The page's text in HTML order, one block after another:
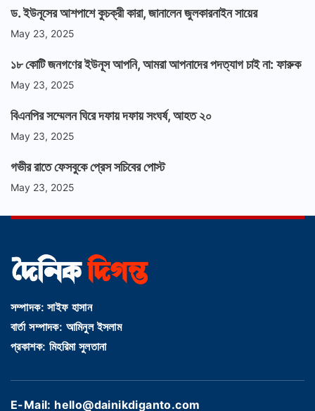
ড. ইউনূসের আশপাশে কুচক্রী কারা, জানালেন জুলকারনাইন সায়ের
May 23, 2025
১৮ কোটি জনগণের ইউনূস আপনি, আমরা আপনাদের পদত্যাগ চাই না: ফারুক
May 23, 2025
বিএনপির সম্মেলন ঘিরে দফায় দফায় সংঘর্ষ, আহত ২০
May 23, 2025
গভীর রাতে ফেসবুকে প্রেস সচিবের পোস্ট
May 23, 2025
সম্পাদক: সাইফ হাসান
বার্তা সম্পাদক: আমিনুল ইসলাম
প্রকাশক: মিহরিমা সুলতানা
E-Mail: hello@dainikdiganto.com